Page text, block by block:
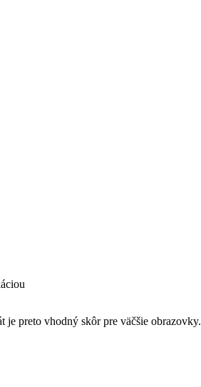
preto vhodný skôr pre väčšie obrazovky.